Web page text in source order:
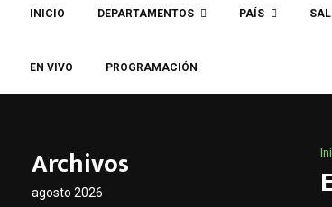
INICIO DEPARTAMENTOS PAÍS
EN VIVO PROGRAMACIÓN
Archivos
agosto 2026